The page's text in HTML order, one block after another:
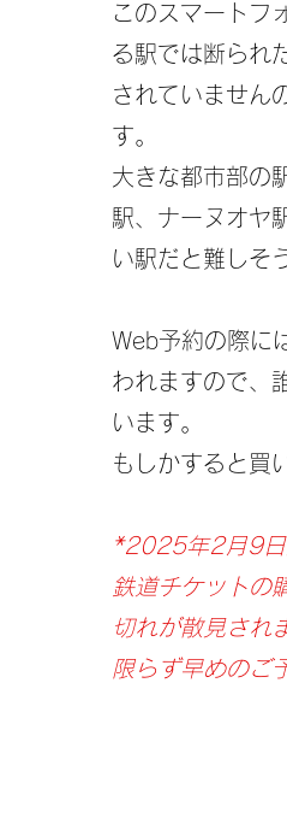
このスマートフ
る駅では断られ
されていません
す。
大きな都市部の
駅、ナーヌオヤ
い駅だと難しそ
Web予約の際に
われますので、
います。
もしかすると買
*2025年2月9日
鉄道チケットの
切れが散見され
限らず早めのご